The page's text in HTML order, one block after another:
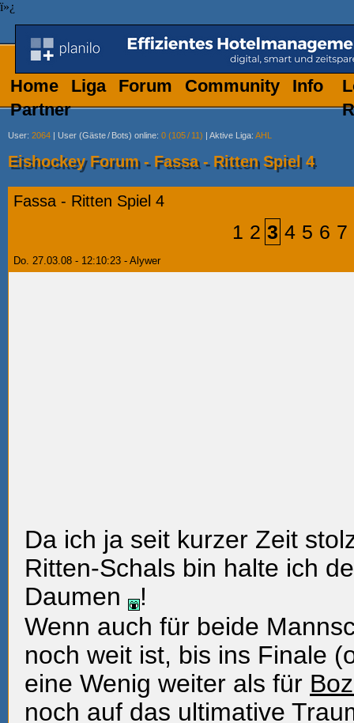
ï»¿
Home Liga Forum Community
Info
Partner
User: 2064 | User (Gäste/ Bots) online: 0 (105/ 11) | Aktive Liga: AHL
Eishockey Forum - Fassa - Ritten Spiel 4
Fassa - Ritten Spiel 4
1 2 3 4 5 6 7
Do. 27.03.08 - 12:10:23 - Alywer
Da ich ja seit kurzer Zeit
Ritten-Schals bin halte ich
Daumen
!
Wenn auch für beide
noch weit ist, bis ins Finale
eine Wenig weiter als für
noch auf das ultimative